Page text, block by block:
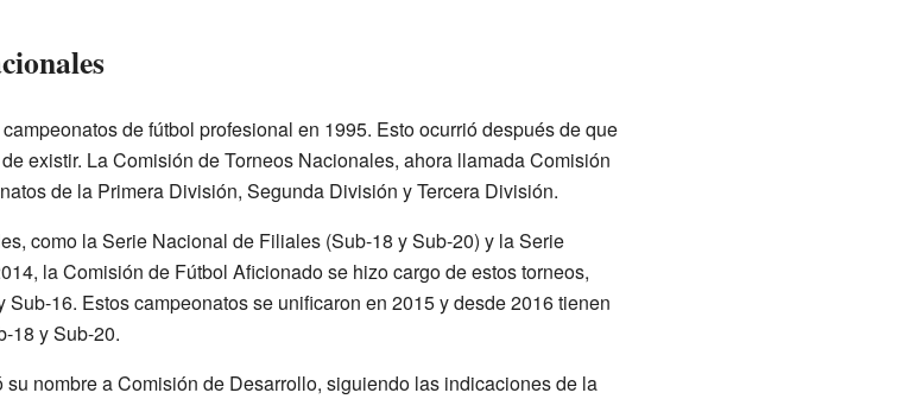
de fútbol profesional en 1995. Esto ocurrió después de que
existir. La Comisión de Torneos Nacionales, ahora llamada Comisión
de la Primera División, Segunda División y Tercera División.
como la Serie Nacional de Filiales (Sub-18 y Sub-20) y la Serie
la Comisión de Fútbol Aficionado se hizo cargo de estos torneos,
16. Estos campeonatos se unificaron en 2015 y desde 2016 tienen
18 y Sub-20.
nombre a Comisión de Desarrollo, siguiendo las indicaciones de la